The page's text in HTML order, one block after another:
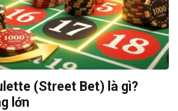
(Street Bet) là gì?
lớn